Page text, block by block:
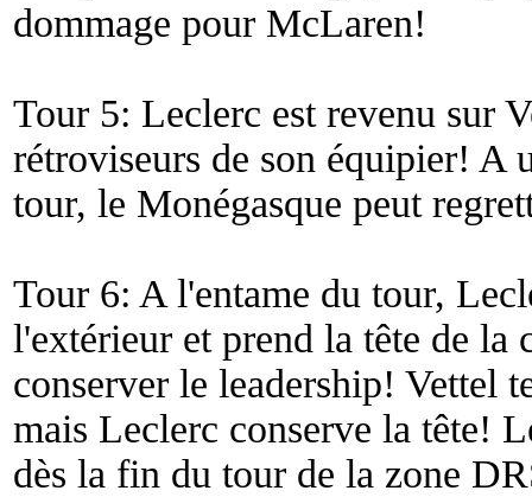
dommage pour McLaren!
Tour 5: Leclerc est revenu sur
rétroviseurs de son équipier! A
tour, le Monégasque peut
Tour 6: A l'entame du tour,
l'extérieur et prend la tête de la
conserver le leadership! Vettel
mais Leclerc conserve la tête!
dès la fin du tour de la zone